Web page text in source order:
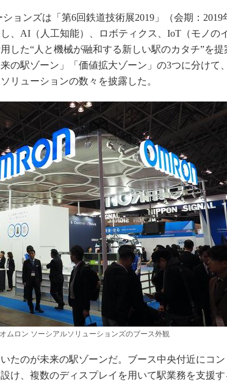
産業オープンネット展
3Dプリンタ
デジタルツインとCAE
S＆OP
インダストリー4.0
イノベーション
製造業ビッグデータ
メイドインジャパン
植物工場
知財マネジメント
海外生産
グローバル設計・開発
制御セキュリティ
新型コロナへの対応
ョンズは「第6回鉄道技術展2019」（会期：2019
、AI（人工知能）、ロボティクス、IoT（モノの
した“人と機械が融和する新しい駅のカタチ”を提
の駅ゾーン」「価値拡大ゾーン」の3つに分けて
リューションの数々を披露した。
ムロン ソーシアルソリューションズのブース外観
たのが未来の駅ゾーンだ。ブース中央付近にコン
け、複数のディスプレイを用いて駅業務を支援す